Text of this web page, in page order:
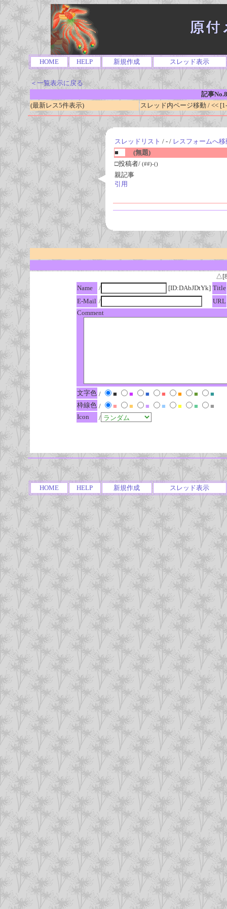
HOME HELP 新規作成 スレッド表示
＜一覧表示に戻る
記事
(最新レス5件表示)
スレッド内ページ移動 / <<
スレッドリスト / - / レスフォームへ移
■
(無題)
□投稿者/ (##)-()
親記事
引用
Name
/ [ID:DAbJDtYk] Title
E-Mail /
URL
Comment
文字色 / ■ ■ ■ ■ ■ ■
■
枠線色 / ■ ■ ■ ■ ■ ■
■
Icon
/
HOME HELP 新規作成 スレッド表示